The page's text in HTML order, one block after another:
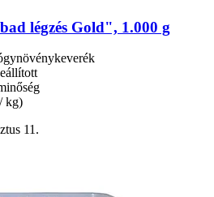
légzés Gold", 1.000 g
kg)
11.